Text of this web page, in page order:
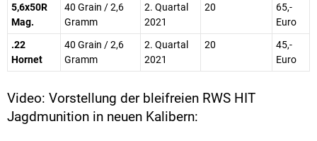
5,6x50R
Mag.
40 Grain / 2,6
Gramm
2. Quartal
2021
20
65,-
Euro
.22
Hornet
40 Grain / 2,6
Gramm
2. Quartal
2021
20
45,-
Euro
Video: Vorstellung der bleifreien RWS HIT
Jagdmunition in neuen Kalibern: